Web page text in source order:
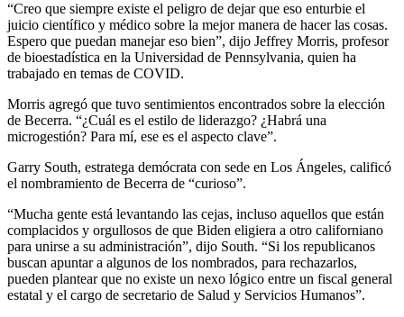
“Creo que siempre existe el peligro de dejar que eso enturbie el
juicio científico y médico sobre la mejor manera de hacer las cosas.
Espero que puedan manejar eso bien”, dijo Jeffrey Morris, profesor
de bioestadística en la Universidad de Pennsylvania, quien ha
trabajado en temas de COVID.
Morris agregó que tuvo sentimientos encontrados sobre la elección
de Becerra. “¿Cuál es el estilo de liderazgo? ¿Habrá una
microgestión? Para mí, ese es el aspecto clave”.
Garry South, estratega demócrata con sede en Los Ángeles, calificó
el nombramiento de Becerra de “curioso”.
“Mucha gente está levantando las cejas, incluso aquellos que están
complacidos y orgullosos de que Biden eligiera a otro californiano
para unirse a su administración”, dijo South. “Si los republicanos
buscan apuntar a algunos de los nombrados, para rechazarlos,
pueden plantear que no existe un nexo lógico entre un fiscal general
estatal y el cargo de secretario de Salud y Servicios Humanos”.